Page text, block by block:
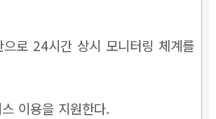
로 24시간 상시 모니터링 체계를
이용을 지원한다.